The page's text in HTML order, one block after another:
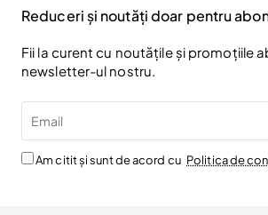
Reduceri și noutăți doar pentru
Fii la curent cu noutățile și promoțiile
newsletter-ul nostru.
Am citit și sunt de acord cu Politica de